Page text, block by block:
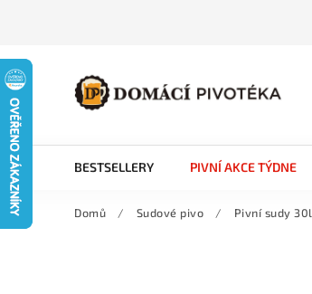
BESTSELLERY PIVNÍ AKCE TÝDNE
Domů / Sudové pivo / Pivní sudy 30l